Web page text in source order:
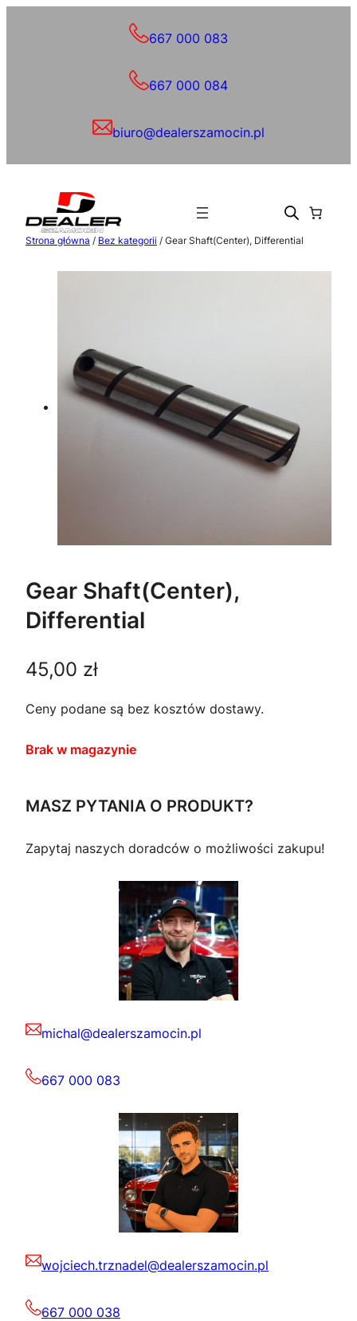
667 000 083
667 000 084
biuro@dealerszamocin.pl
Strona główna / Bez kategorii / Gear Shaft(Center), Differential
Gear Shaft(Center),
Differential
45,00 zł
Ceny podane są bez kosztów dostawy.
Brak w magazynie
MASZ PYTANIA O PRODUKT?
Zapytaj naszych doradców o możliwości zakupu!
michal@dealerszamocin.pl
667 000 083
wojciech.trznadel@dealerszamocin.pl
667 000 038